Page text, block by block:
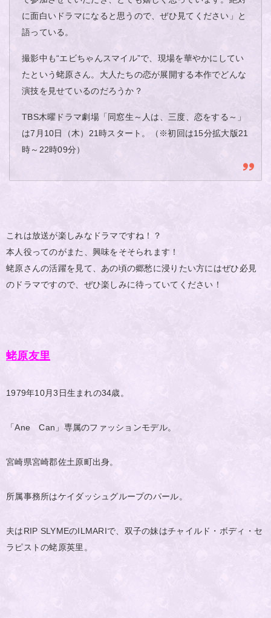
に面白いドラマになると思うので、ぜひ見てください」と
語っている。
撮影中も“エビちゃんスマイル”で、現場を華やかにしてい
たという蛯原さん。大人たちの恋が展開する本作でどんな
演技を見せているのだろうか？
TBS木曜ドラマ劇場「同窓生～人は、三度、恋をする～」
は7月10日（木）21時スタート。（※初回は15分拡大版21
時～22時09分）
これは放送が楽しみなドラマですね！？
本人役ってのがまた、興味をそそられます！
蛯原さんの活躍を見て、あの頃の郷愁に浸りたい方にはぜひ必見
のドラマですので、ぜひ楽しみに待っていてください！
蛯原友里
1979年10月3日生まれの34歳。
「Ane Can」専属のファッションモデル。
宮崎県宮崎郡佐土原町出身。
所属事務所はケイダッシュグループのパール。
夫はRIP SLYMEのILMARIで、双子の妹はチャイルド・ボディ・セ
ラピストの蛯原英里。